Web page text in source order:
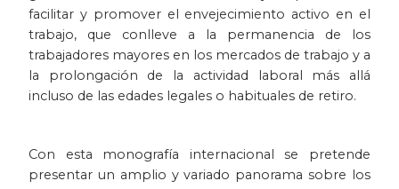
Violencia
facilitar y promover el envejecimiento activo en el
trabajo, que conlleve a la permanencia de los
trabajadores mayores en los mercados de trabajo y a
la prolongación de la actividad laboral más allá
incluso de las edades legales o habituales de retiro.
Con esta monografía internacional se pretende
presentar un amplio y variado panorama sobre los